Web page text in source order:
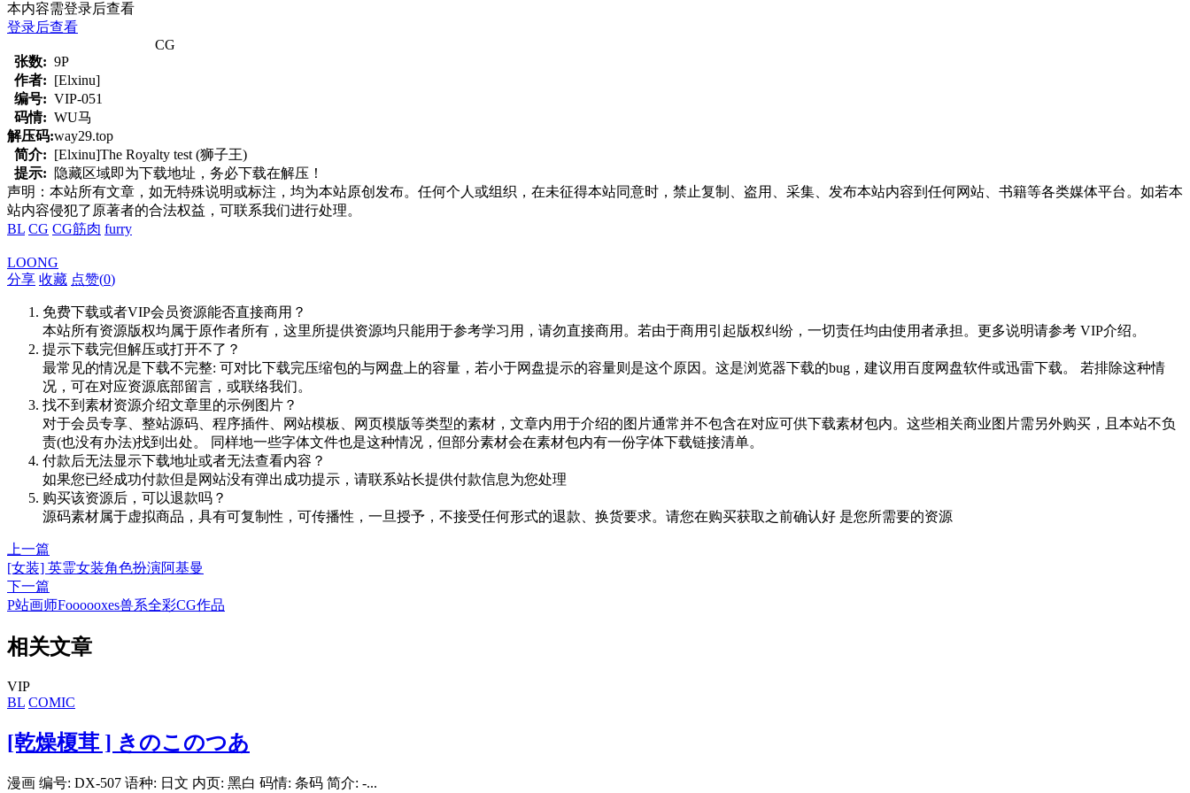
本内容需登录后查看
登录后查看
CG
张数: 9P
作者: [Elxinu]
编号: VIP-051
码情: WU马
解压码:way29.top
简介: [Elxinu]The Royalty test (狮子王)
提示:
隐藏区域即为下载地址，务必下载在解压！
声明：本站所有文章，如无特殊说明或标注，均为本站原创发布。任何个人或组织，在未征得本站同意时，禁止复制、盗用、采集、发布本站内容到任何网站、书籍等各类媒体平台。如若本
站内容侵犯了原著者的合法权益，可联系我们进行处理。
BL CG CG筋肉 furry
LOONG
分享 收藏 点赞(0)
免费下载或者VIP会员资源能否直接商用？
本站所有资源版权均属于原作者所有，这里所提供资源均只能用于参考学习用，请勿直接商用。若由于商用引起版权纠纷，一切责任均由使用者承担。更多说明请参考 VIP介绍。
提示下载完但解压或打开不了？
最常见的情况是下载不完整: 可对比下载完压缩包的与网盘上的容量，若小于网盘提示的容量则是这个原因。这是浏览器下载的bug，建议用百度网盘软件或迅雷下载。 若排除这种情
况，可在对应资源底部留言，或联络我们。
找不到素材资源介绍文章里的示例图片？
对于会员专享、整站源码、程序插件、网站模板、网页模版等类型的素材，文章内用于介绍的图片通常并不包含在对应可供下载素材包内。这些相关商业图片需另外购买，且本站不负
责(也没有办法)找到出处。 同样地一些字体文件也是这种情况，但部分素材会在素材包内有一份字体下载链接清单。
付款后无法显示下载地址或者无法查看内容？
如果您已经成功付款但是网站没有弹出成功提示，请联系站长提供付款信息为您处理
购买该资源后，可以退款吗？
源码素材属于虚拟商品，具有可复制性，可传播性，一旦授予，不接受任何形式的退款、换货要求。请您在购买获取之前确认好 是您所需要的资源
上一篇
[女装] 英霊女装角色扮演阿基曼
下一篇
P站画师Foooooxes兽系全彩CG作品
相关文章
VIP
BL COMIC
[乾燥榎茸 ] きのこのつあ
漫画 编号: DX-507 语种: 日文 内页: 黑白 码情: 条码 简介: -...